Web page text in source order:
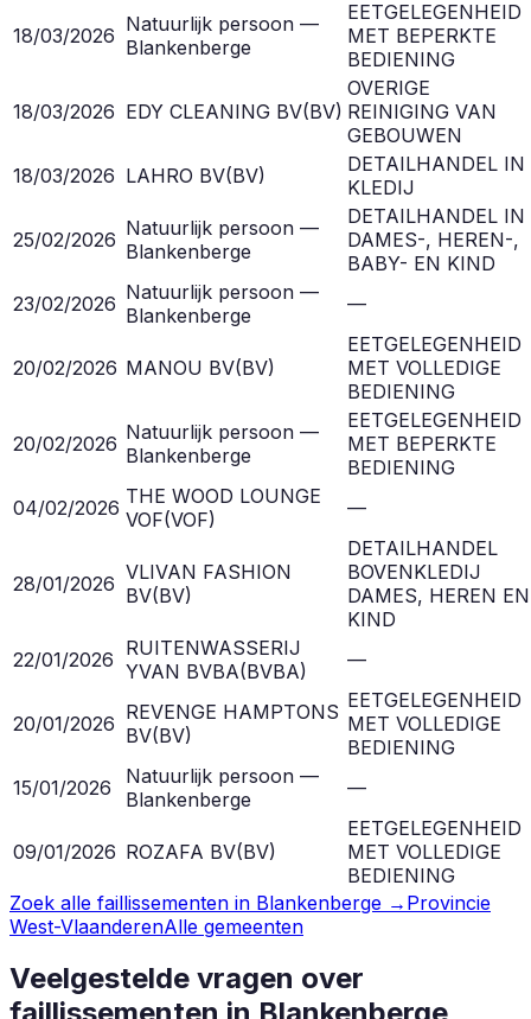
18/03/2026 Natuurlijk persoon —
Blankenberge
EETGELEGENHEID
MET BEPERKTE
BEDIENING
18/03/2026 EDY CLEANING BV(BV)
OVERIGE
REINIGING VAN
GEBOUWEN
18/03/2026 LAHRO BV(BV)
DETAILHANDEL IN
KLEDIJ
25/02/2026 Natuurlijk persoon —
Blankenberge
DETAILHANDEL IN
DAMES-, HEREN-,
BABY- EN KIND
23/02/2026 Natuurlijk persoon —
Blankenberge
—
20/02/2026 MANOU BV(BV)
EETGELEGENHEID
MET VOLLEDIGE
BEDIENING
20/02/2026 Natuurlijk persoon —
Blankenberge
EETGELEGENHEID
MET BEPERKTE
BEDIENING
04/02/2026 THE WOOD LOUNGE
VOF(VOF) —
28/01/2026 VLIVAN FASHION
BV(BV)
DETAILHANDEL
BOVENKLEDIJ
DAMES, HEREN EN
KIND
22/01/2026 RUITENWASSERIJ
YVAN BVBA(BVBA) —
20/01/2026 REVENGE HAMPTONS
BV(BV)
EETGELEGENHEID
MET VOLLEDIGE
BEDIENING
15/01/2026
Natuurlijk persoon —
Blankenberge
—
09/01/2026 ROZAFA BV(BV)
EETGELEGENHEID
MET VOLLEDIGE
BEDIENING
Zoek alle faillissementen in Blankenberge → Provincie
West-VlaanderenAlle gemeenten
Veelgestelde vragen over